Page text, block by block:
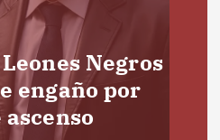
Negros
engaño por